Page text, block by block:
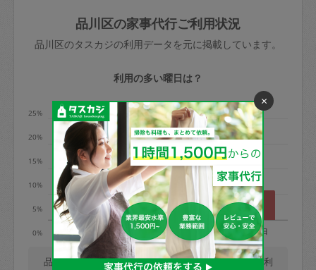
依頼者不在による当日キャンセル＝依頼
金額の100%＋交通費全額
※例：依頼日時／土曜日午前9時開始の場
合、水曜日午前9時以降はキャンセル料が
発生
水曜日9時〜金曜日9時まで＝依頼料金の
50%
金曜日9時～土曜日8時まで＝依頼金額の
100%
土曜日8時〜実施時間＝依頼金額の100%
＋交通費全額
依頼者不在による当日キャンセル＝依頼
金額の100%＋交通費全額
きた場合は損害保険の対象外となるので
ご注意ください。
玉、など
あわせてこちらも参照ください：初めて
はありますか？
品川区の家事代行ご利用状況
品川区のタスカジの利用データを元に掲載しています。
利用の多い曜日は？
0%
5%
10%
15%
20%
25%
火 水 木 金 土 日
品川区では、毎週火曜日の利用が最も多く、日曜日の利
×